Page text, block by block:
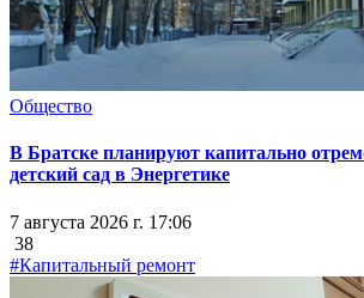
Общество
В Братске планируют капитально
детский сад в Энергетике
7 августа 2026 г. 17:06
38
#Капитальный ремонт